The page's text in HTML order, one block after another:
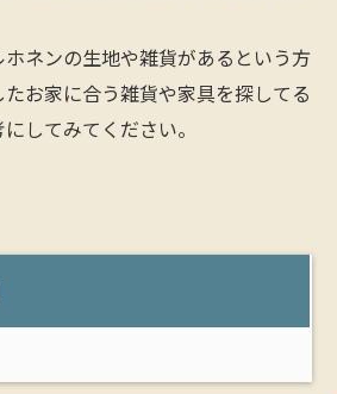
ネンの生地や雑貨があるという方
お家に合う雑貨や家具を探してる
してみてください。